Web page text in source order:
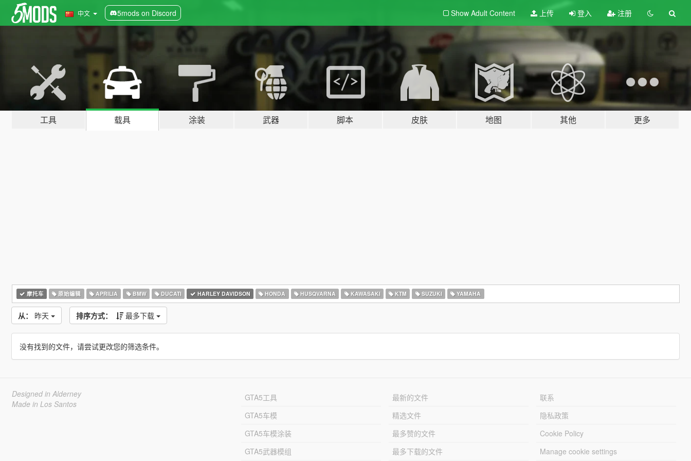
中文 5mods on Discord Show Adult Content 上传 登入 注册
工具 载具 涂装 武器 脚本 皮肤 地图 其他 更多
摩托车 原始编辑 APRILIA BMW DUCATI HARLEY DAVIDSON HONDA HUSQVARNA KAWASAKI KTM SUZUKI YAMAHA
从： 昨天 排序方式： 最多下载
没有找到的文件，请尝试更改您的筛选条件。
Designed in Alderney
Made in Los Santos
GTA5工具
GTA5车模
GTA5车模涂装
GTA5武器模组
最新的文件
精选文件
最多赞的文件
最多下载的文件
联系
隐私政策
Cookie Policy
Manage cookie settings